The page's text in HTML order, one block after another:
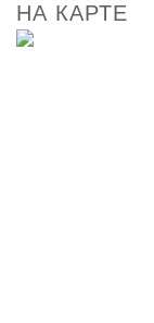
НА КАРТЕ